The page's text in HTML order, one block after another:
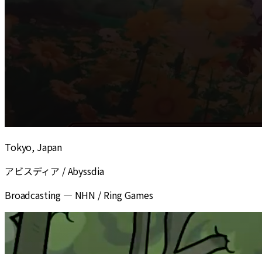
Tokyo, Japan
アビスディア / Abyssdia
Broadcasting — NHN / Ring Games